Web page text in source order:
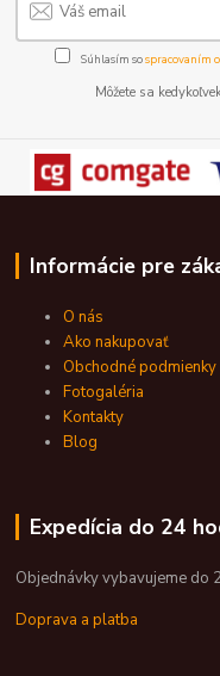
Súhlasím sospracovaním
Môžete sa
Informácie pre
O nás
Ako nakupovať
Obchodné podmienky
Fotogaléria
Kontakty
Blog
Expedícia do 24
Objednávky vybavujeme do
Doprava a platba